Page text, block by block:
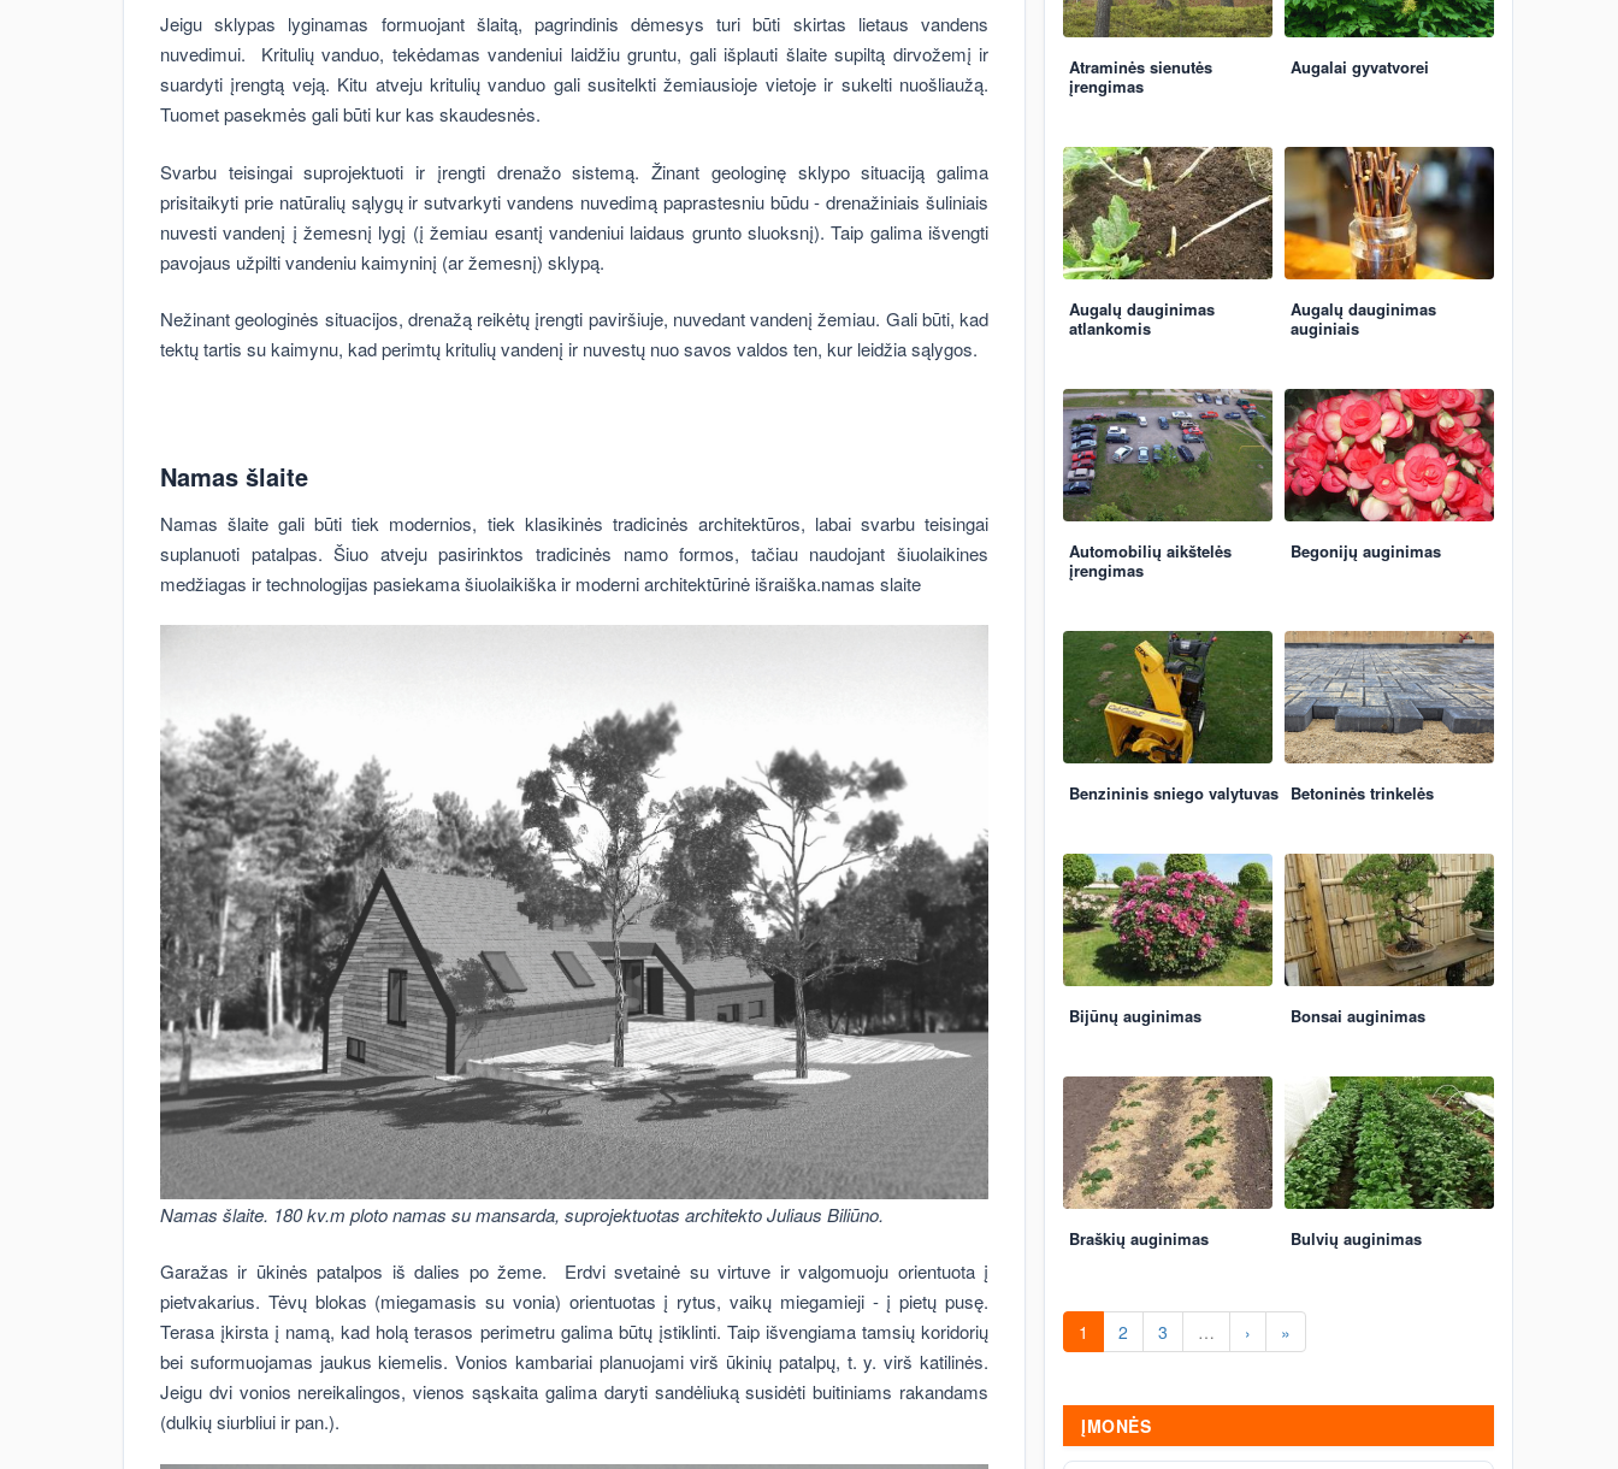
Jeigu sklypas lyginamas formuojant šlaitą, pagrindinis dėmesys turi būti skirtas lietaus vandens
nuvedimui. Kritulių vanduo, tekėdamas vandeniui laidžiu gruntu, gali išplauti šlaite supiltą dirvožemį ir
suardyti įrengtą veją. Kitu atveju kritulių vanduo gali susitelkti žemiausioje vietoje ir sukelti nuošliaužą.
Tuomet pasekmės gali būti kur kas skaudesnės.
Svarbu teisingai suprojektuoti ir įrengti drenažo sistemą. Žinant geologinę sklypo situaciją galima
prisitaikyti prie natūralių sąlygų ir sutvarkyti vandens nuvedimą paprastesniu būdu - drenažiniais šuliniais
nuvesti vandenį į žemesnį lygį (į žemiau esantį vandeniui laidaus grunto sluoksnį). Taip galima išvengti
pavojaus užpilti vandeniu kaimyninį (ar žemesnį) sklypą.
Nežinant geologinės situacijos, drenažą reikėtų įrengti paviršiuje, nuvedant vandenį žemiau. Gali būti, kad
tektų tartis su kaimynu, kad perimtų kritulių vandenį ir nuvestų nuo savos valdos ten, kur leidžia sąlygos.
Namas šlaite
Namas šlaite gali būti tiek modernios, tiek klasikinės tradicinės architektūros, labai svarbu teisingai
suplanuoti patalpas. Šiuo atveju pasirinktos tradicinės namo formos, tačiau naudojant šiuolaikines
medžiagas ir technologijas pasiekama šiuolaikiška ir moderni architektūrinė išraiška.namas slaite
Namas šlaite. 180 kv.m ploto namas su mansarda, suprojektuotas architekto Juliaus Biliūno.
Garažas ir ūkinės patalpos iš dalies po žeme. Erdvi svetainė su virtuve ir valgomuoju orientuota į
pietvakarius. Tėvų blokas (miegamasis su vonia) orientuotas į rytus, vaikų miegamieji - į pietų pusę.
Terasa įkirsta į namą, kad holą terasos perimetru galima būtų įstiklinti. Taip išvengiama tamsių koridorių
bei suformuojamas jaukus kiemelis. Vonios kambariai planuojami virš ūkinių patalpų, t. y. virš katilinės.
Jeigu dvi vonios nereikalingos, vienos sąskaita galima daryti sandėliuką susidėti buitiniams rakandams
(dulkių siurbliui ir pan.).
Atraminės sienutės
įrengimas
Augalai gyvatvorei
Augalų dauginimas
atlankomis
Augalų dauginimas
auginiais
Automobilių aikštelės
įrengimas
Begonijų auginimas
Benzininis sniego valytuvas Betoninės trinkelės
Bijūnų auginimas Bonsai auginimas
Braškių auginimas Bulvių auginimas
1 2 3 … › »
ĮMONĖS